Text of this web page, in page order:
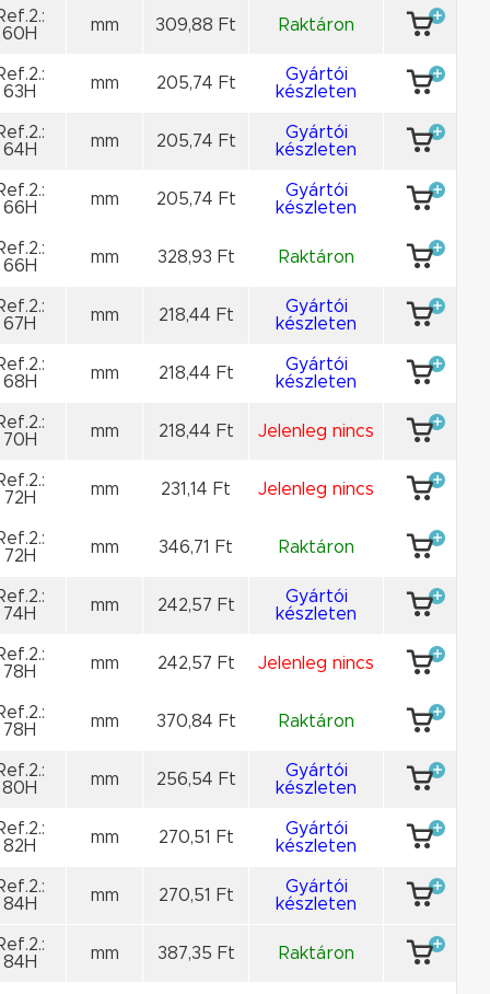
60H
mm 309,88 Ft Raktáron
63H
mm 205,74 Ft
Gyártói
készleten
64H
mm 205,74 Ft
Gyártói
készleten
66H
mm 205,74 Ft
Gyártói
készleten
66H
mm 328,93 Ft Raktáron
67H
mm 218,44 Ft
Gyártói
készleten
68H
mm 218,44 Ft
Gyártói
készleten
70H
mm 218,44 Ft Jelenleg nincs
72H
mm 231,14 Ft Jelenleg nincs
72H
mm 346,71 Ft Raktáron
74H
mm 242,57 Ft
Gyártói
készleten
78H
mm 242,57 Ft Jelenleg nincs
78H
mm 370,84 Ft Raktáron
80H
mm 256,54 Ft
Gyártói
készleten
82H
mm 270,51 Ft
Gyártói
készleten
84H
mm 270,51 Ft
Gyártói
készleten
84H
mm 387,35 Ft Raktáron